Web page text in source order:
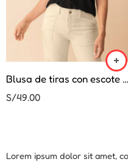
Blusa de tiras con escote en V
S/49.00
Lorem ipsum dolor sit amet,